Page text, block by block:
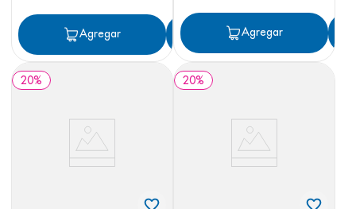
Agregar Agregar
Agregar
20% 20%